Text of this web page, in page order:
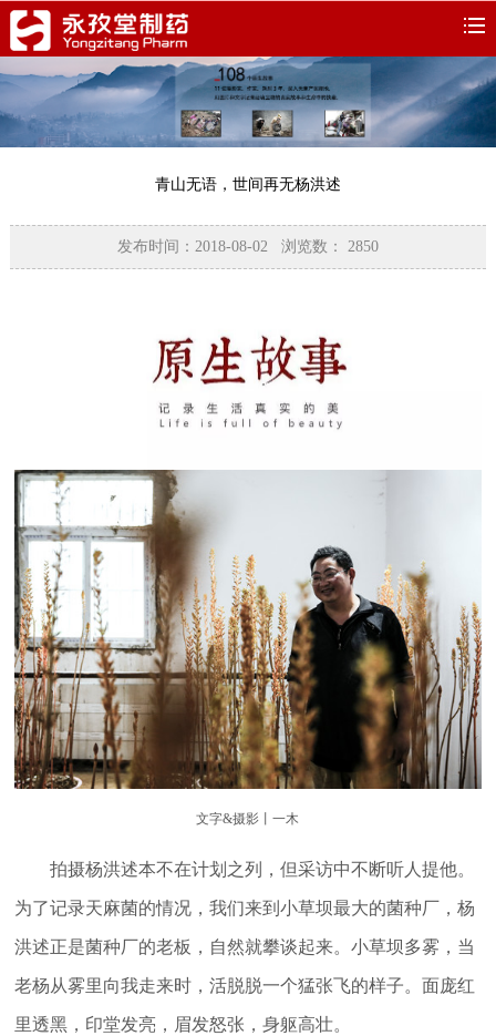
青山无语，世间再无杨洪述
发布时间：2018-08-02 浏览数： 2850
文字&摄影丨一木
拍摄杨洪述本不在计划之列，但采访中不断听人提他。
为了记录天麻菌的情况，我们来到小草坝最大的菌种厂，杨
洪述正是菌种厂的老板，自然就攀谈起来。小草坝多雾，当
老杨从雾里向我走来时，活脱脱一个猛张飞的样子。面庞红
里透黑，印堂发亮，眉发怒张，身躯高壮。